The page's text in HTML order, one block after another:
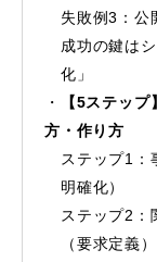
失敗例3：公
成功の鍵は
化」
【5ステッ
方・作り方
ステップ1：
明確化）
ステップ2：
（要求定義）